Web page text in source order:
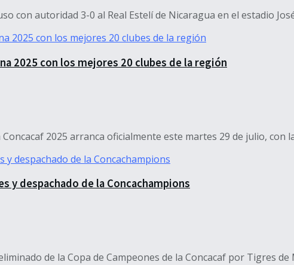
con autoridad 3-0 al Real Estelí de Nicaragua en el estadio
2025 con los mejores 20 clubes de la región
2025 arranca oficialmente este martes 29 de julio, con
y despachado de la Concachampions
de la Copa de Campeones de la Concacaf por Tigres de